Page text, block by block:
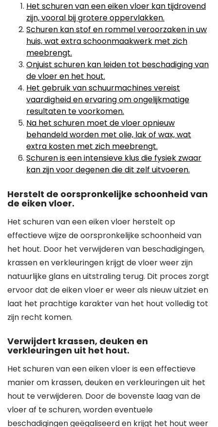
Het schuren van een eiken vloer kan tijdrovend
zijn, vooral bij grotere oppervlakken.
Schuren kan stof en rommel veroorzaken in uw
huis, wat extra schoonmaakwerk met zich
meebrengt.
Onjuist schuren kan leiden tot beschadiging van
de vloer en het hout.
Het gebruik van schuurmachines vereist
vaardigheid en ervaring om ongelijkmatige
resultaten te voorkomen.
Na het schuren moet de vloer opnieuw
behandeld worden met olie, lak of wax, wat
extra kosten met zich meebrengt.
Schuren is een intensieve klus die fysiek zwaar
kan zijn voor degenen die dit zelf uitvoeren.
Herstelt de oorspronkelijke schoonheid van
de eiken vloer.
Het schuren van een eiken vloer herstelt op
effectieve wijze de oorspronkelijke schoonheid van
het hout. Door het verwijderen van beschadigingen,
krassen en verkleuringen krijgt de vloer weer zijn
natuurlijke glans en uitstraling terug. Dit proces zorgt
ervoor dat de eiken vloer er weer als nieuw uitziet en
laat het prachtige karakter van het hout volledig tot
zijn recht komen.
Verwijdert krassen, deuken en
verkleuringen uit het hout.
Het schuren van een eiken vloer is een effectieve
manier om krassen, deuken en verkleuringen uit het
hout te verwijderen. Door de bovenste laag van de
vloer af te schuren, worden eventuele
beschadigingen geëgaliseerd en krijgt het hout weer